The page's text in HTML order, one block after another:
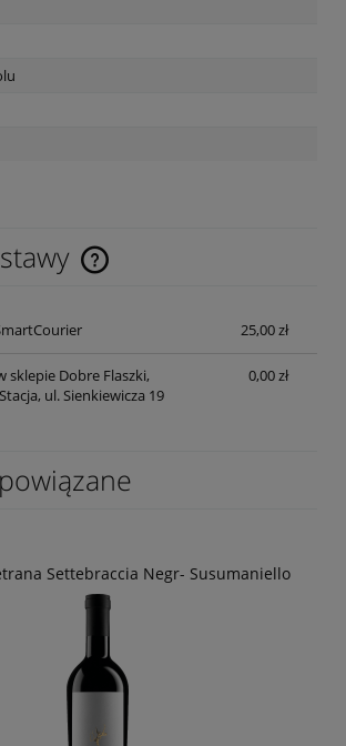
ewentualnych kosztów płatności
25,00 zł
sklepie Dobre Flaszki,
ul. Sienkiewicza 19
0,00 zł
Settebraccia Negr- Susumaniello